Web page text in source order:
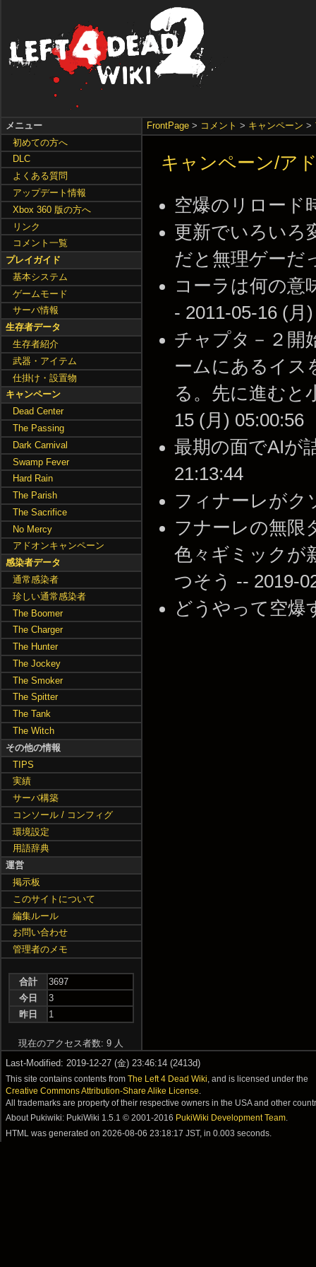
FrontPage > コメント > キャンペーン >
キャンペーン/ア
空爆のリロード
更新でいろいろ
だと無理ゲーだ
コーラは何の意
- 2011-05-16 (月
チャプタ－２開
ームにあるイス
る。先に進むと
15 (月) 05:00:56
最期の面でAIが
21:13:44
フィナーレがク
フナーレの無限
色々ギミックが
つそう -- 2019-
どうやって空爆
メニュー
初めての方へ
DLC
よくある質問
アップデート情報
Xbox 360 版の方へ
リンク
コメント一覧
プレイガイド
基本システム
ゲームモード
サーバ情報
生存者データ
生存者紹介
武器・アイテム
仕掛け・設置物
キャンペーン
Dead Center
The Passing
Dark Carnival
Swamp Fever
Hard Rain
The Parish
The Sacrifice
No Mercy
アドオンキャンペーン
感染者データ
通常感染者
珍しい通常感染者
The Boomer
The Charger
The Hunter
The Jockey
The Smoker
The Spitter
The Tank
The Witch
その他の情報
TIPS
実績
サーバ構築
コンソール / コンフィグ
環境設定
用語辞典
運営
掲示板
このサイトについて
編集ルール
お問い合わせ
管理者のメモ
合計
3697
今日
3
昨日
1
現在のアクセス者数: 9 人
Last-Modified: 2019-12-27 (金) 23:46:14 (2413d)
This site contains contents fromThe Left 4 Dead Wiki , and is licensed under the
Creative Commons Attribution-Share Alike License
All trademarks are property of their respective owners in the USA and other
About Pukiwiki: PukiWiki 1.5.1 © 2001-2016 PukiWiki Development Team.
HTML was generated on2026-08-06 23:18:17 JST , in 0.003 seconds.